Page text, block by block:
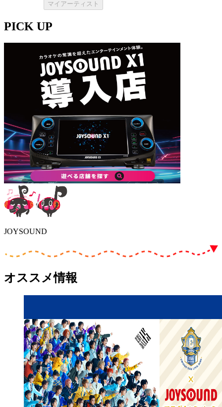
マイアーティスト
PICK UP
JOYSOUND
オススメ情報